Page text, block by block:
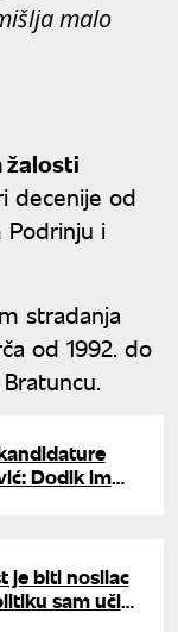
malo
žalosti
decenije od
Podrinju i
stradanja
od 1992. do
Dodik im
je biti nosilac
sam učio